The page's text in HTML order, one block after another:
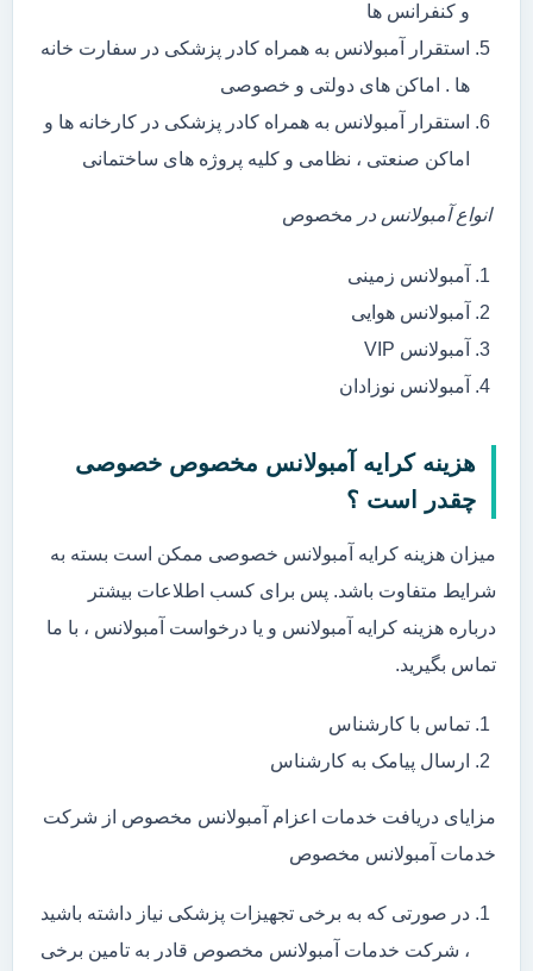
و کنفرانس ها
استقرار آمبولانس به همراه کادر پزشکی در سفارت خانه
ها . اماکن های دولتی و خصوصی
استقرار آمبولانس به همراه کادر پزشکی در کارخانه ها و
اماکن صنعتی ، نظامی و کلیه پروژه های ساختمانی
انواع آمبولانس در مخصوص
آمبولانس زمینی
آمبولانس هوایی
آمبولانس VIP
آمبولانس نوزادان
هزینه کرایه آمبولانس مخصوص خصوصی
چقدر است ؟
میزان هزینه کرایه آمبولانس خصوصی ممکن است بسته به
شرایط متفاوت باشد. پس برای کسب اطلاعات بیشتر
درباره هزینه کرایه آمبولانس و یا درخواست آمبولانس ، با ما
تماس بگیرید.
تماس با کارشناس
ارسال پیامک به کارشناس
مزایای دریافت خدمات اعزام آمبولانس مخصوص از شرکت
خدمات آمبولانس مخصوص
در صورتی که به برخی تجهیزات پزشکی نیاز داشته باشید
، شرکت خدمات آمبولانس مخصوص قادر به تامین برخی